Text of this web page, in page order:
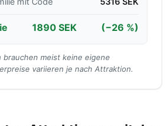
1890 SEK (−26 %)
meist keine eigene
variieren je nach Attraktion.